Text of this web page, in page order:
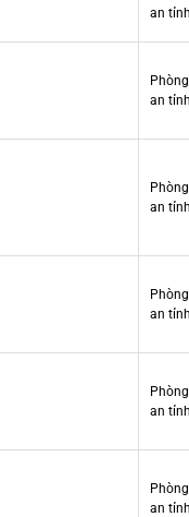
an tỉnh
an tỉnh
an tỉnh
an tỉnh
an tỉnh
an tỉnh